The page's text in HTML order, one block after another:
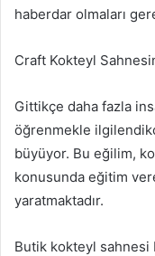
haberdar olmaları
Craft Kokteyl
Gittikçe daha fazla
öğrenmekle
büyüyor. Bu eğilim,
konusunda eğitim
yaratmaktadır.
Butik kokteyl